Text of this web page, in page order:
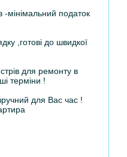
-мінімальний податок
,готові до швидкої
для ремонту в
терміни !
для Вас час !